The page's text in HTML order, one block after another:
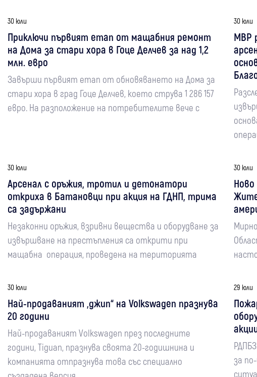
30 юли
Приключи първият етап от мащабния ремонт
на Дома за стари хора в Гоце Делчев за над 1,2
млн. евро
Завърши първият етап от обновяването на Дома за
стари хора в град Гоце Делчев, което струва 1 286 157
евро. На разположение на потребителите вече с
30 юли
МВР
30 юли
Арсенал с оръжия, тротил и детонатори
откриха в Батановци при акция на ГДНП, трима
са задържани
Незаконни оръжия, взривни вещества и оборудване за
извършване на престъпления са открити при
мащабна операция, проведена на територията
30 юли
Ново
30 юли
Най-продаваният „джип“ на Volkswagen празнува
20 години
Най-продаваният Volkswagen през последните
години, Tiguan, празнува своята 20-годишнина и
компанията отпразнува това със специално
29 юли
за